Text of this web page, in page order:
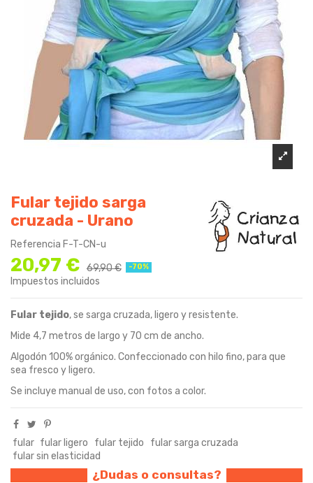
Fular tejido sarga
cruzada - Urano
Referencia F-T-CN-u
20,97 € 69,90 € -70%
Impuestos incluidos
Fular tejido, se sarga cruzada, ligero y resistente.
Mide 4,7 metros de largo y 70 cm de ancho.
Algodón 100% orgánico. Confeccionado con hilo fino, para que
sea fresco y ligero.
Se incluye manual de uso, con fotos a color.
fular fular ligero fular tejido
fular sarga cruzada
fular sin elasticidad
¿Dudas o consultas?